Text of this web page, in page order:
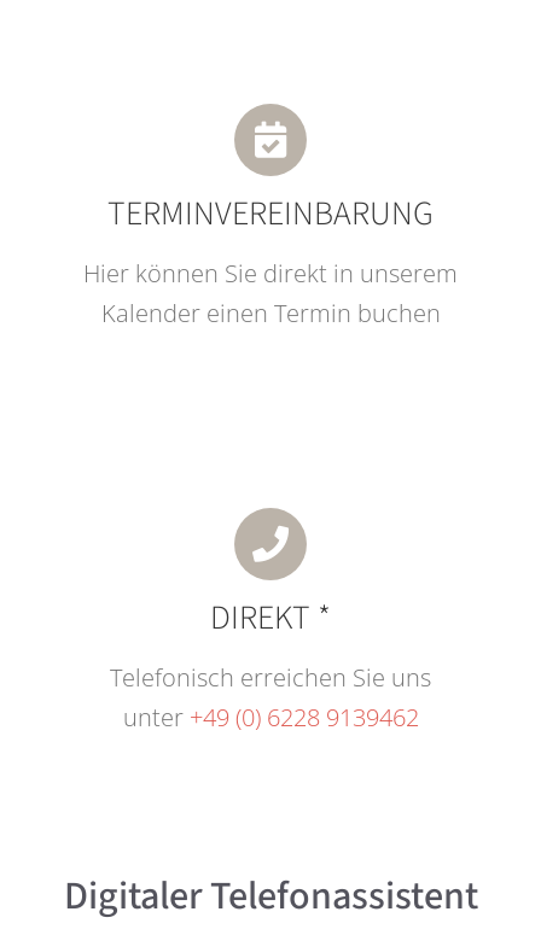
TERMINVEREINBARUNG
Hier können Sie direkt in unserem
Kalender einen Termin buchen
DIREKT *
Telefonisch erreichen Sie uns
unter +49 (0) 6228 9139462
Digitaler Telefonassistent